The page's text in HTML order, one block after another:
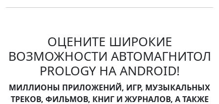
ОЦЕНИТЕ ШИРОКИЕ
ВОЗМОЖНОСТИ АВТОМАГНИТОЛ
PROLOGY НА ANDROID!
МИЛЛИОНЫ ПРИЛОЖЕНИЙ, ИГР, МУЗЫКАЛЬНЫХ
ТРЕКОВ, ФИЛЬМОВ, КНИГ И ЖУРНАЛОВ, А ТАКЖЕ